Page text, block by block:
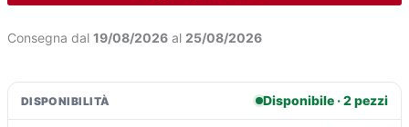
CLA
(08/19>)
con
Consegna dal 19/08/2026al 25/08/2026
DISPONIBILITÀ Disponibile · 2 pezzi